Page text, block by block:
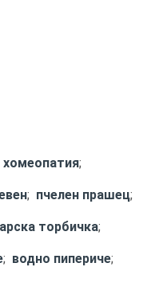
хомеопатия;
; пчелен прашец;
торбичка;
; водно пипериче;